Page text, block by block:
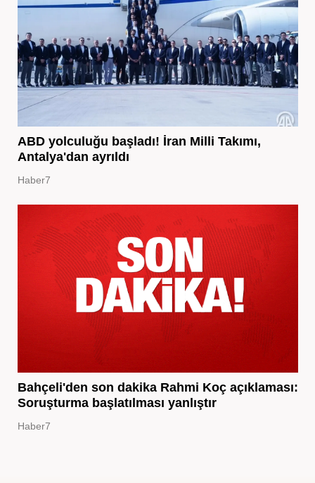
ABD yolculuğu başladı! İran Milli Takımı,
Antalya'dan ayrıldı
Haber7
Bahçeli'den son dakika Rahmi Koç açıklaması:
Soruşturma başlatılması yanlıştır
Haber7